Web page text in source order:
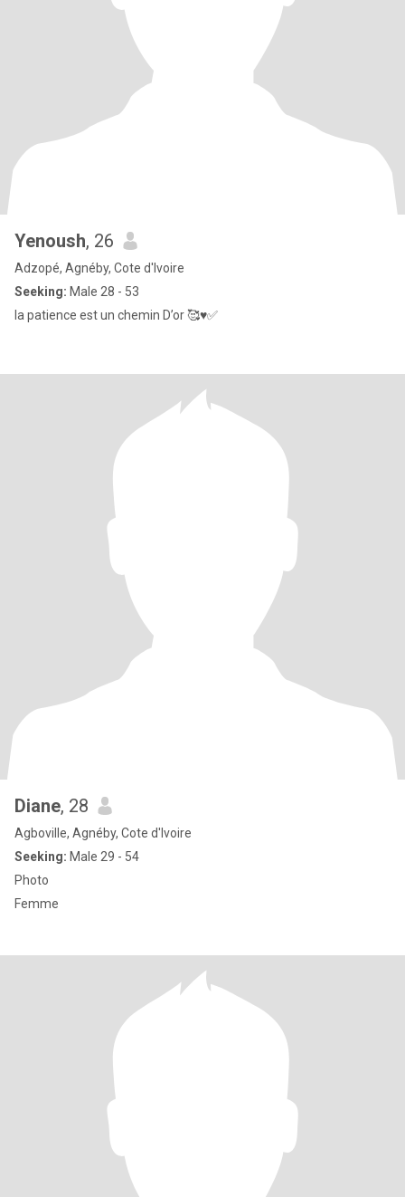
Yenoush, 26
Adzopé, Agnéby, Cote d'Ivoire
Seeking: Male 28 - 53
la patience est un chemin D’or 🥰♥️✅
Diane, 28
Agboville, Agnéby, Cote d'Ivoire
Seeking: Male 29 - 54
Photo
Femme